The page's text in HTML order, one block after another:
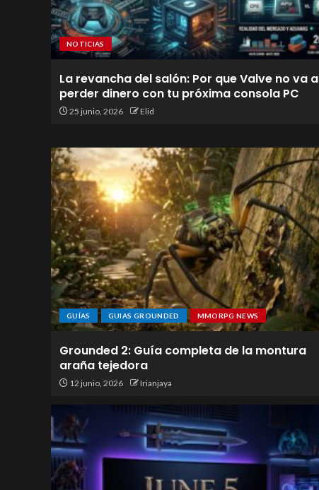
NOTICIAS
La revancha del salón: Por que Valve no va a
perder dinero con tu próxima consola PC
25 junio, 2026 Elid
GUÍAS GUIAS GROUNDED MMORPG NEWS
Grounded 2: Guía completa de la montura
araña tejedora
12 junio, 2026 Irianjaya